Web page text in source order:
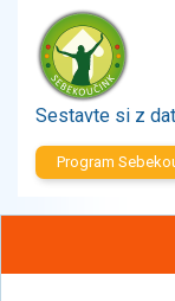
Ořechy, semena
Zelenina
Brambory,
Sladkosti, slané
Ochucovadla,
Proteinové
Sestavte si z
Program